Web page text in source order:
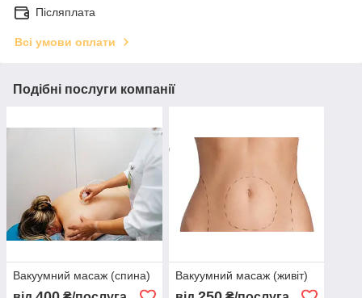
Післяплата
Всі умови оплати
Подібні послуги компанії
Вакуумний масаж (спина) Вакуумний масаж (живіт)